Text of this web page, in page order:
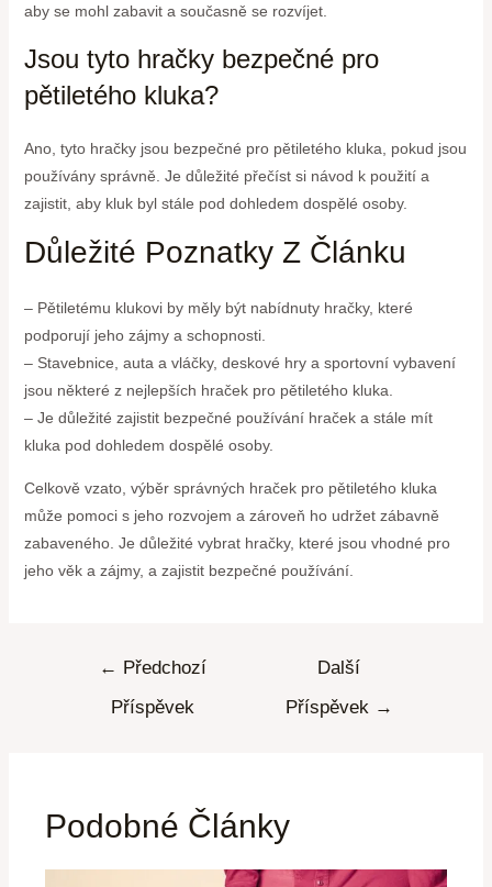
aby se mohl zabavit a současně se rozvíjet.
Jsou tyto hračky bezpečné pro
pětiletého kluka?
Ano, tyto hračky jsou bezpečné pro pětiletého kluka, pokud jsou
používány správně. Je důležité přečíst si návod k použití a
zajistit, aby kluk byl stále pod dohledem dospělé osoby.
Důležité Poznatky Z Článku
– Pětiletému klukovi by měly být nabídnuty hračky, které
podporují jeho zájmy a schopnosti.
– Stavebnice, auta a vláčky, deskové hry a sportovní vybavení
jsou některé z nejlepších hraček pro pětiletého kluka.
– Je důležité zajistit bezpečné používání hraček a stále mít
kluka pod dohledem dospělé osoby.
Celkově vzato, výběr správných hraček pro pětiletého kluka
může pomoci s jeho rozvojem a zároveň ho udržet zábavně
zabaveného. Je důležité vybrat hračky, které jsou vhodné pro
jeho věk a zájmy, a zajistit bezpečné používání.
← Předchozí
Příspěvek
Další
Příspěvek →
Podobné Články